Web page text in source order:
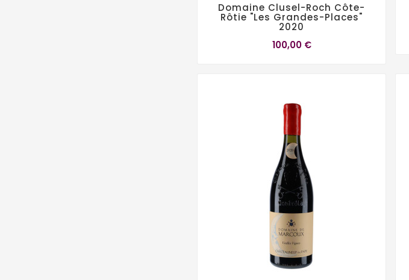
Domaine Clusel-Roch Côte-
Rôtie "Les Grandes-Places"
2020
100,00 €